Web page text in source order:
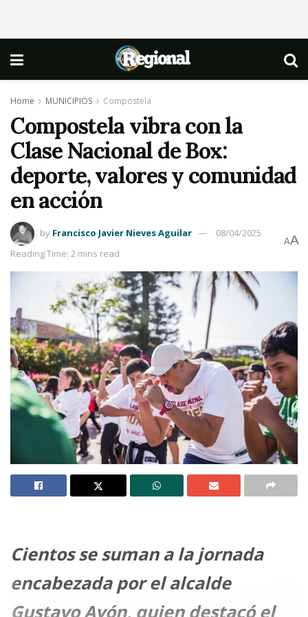
Home MUNICIPIOS Compostela
Compostela vibra con la
Clase Nacional de Box:
deporte, valores y comunidad
en acción
by Francisco Javier Nieves Aguilar
08/04/2025
Reading Time: 2 mins read
AA
Cientos se suman a la jornada
encabezada por el alcalde
Gustavo Ayón, quien destacó el